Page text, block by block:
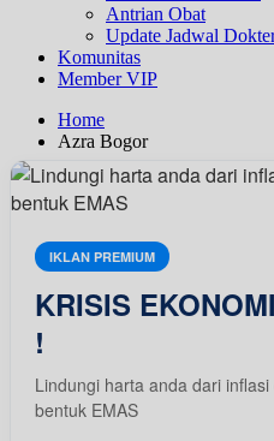
Antrian Obat
Update Jadwal
Komunitas
Member VIP
Home
Azra Bogor
IKLAN PREMIUM
KRISIS
!
Lindungi harta anda dari
bentuk EMAS